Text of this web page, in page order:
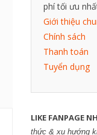
phí tối ưu
Giới thiệu
Chính sách
Thanh toán
Tuyển dụng
LIKE FANPAGE
thức & xu hướng